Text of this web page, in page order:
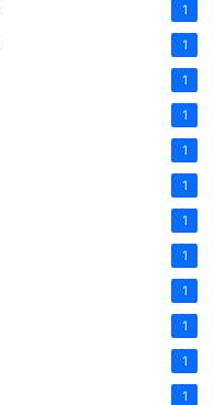
1
1
1
1
1
1
1
1
1
1
1
1